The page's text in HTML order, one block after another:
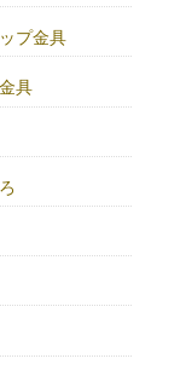
プ金具
具